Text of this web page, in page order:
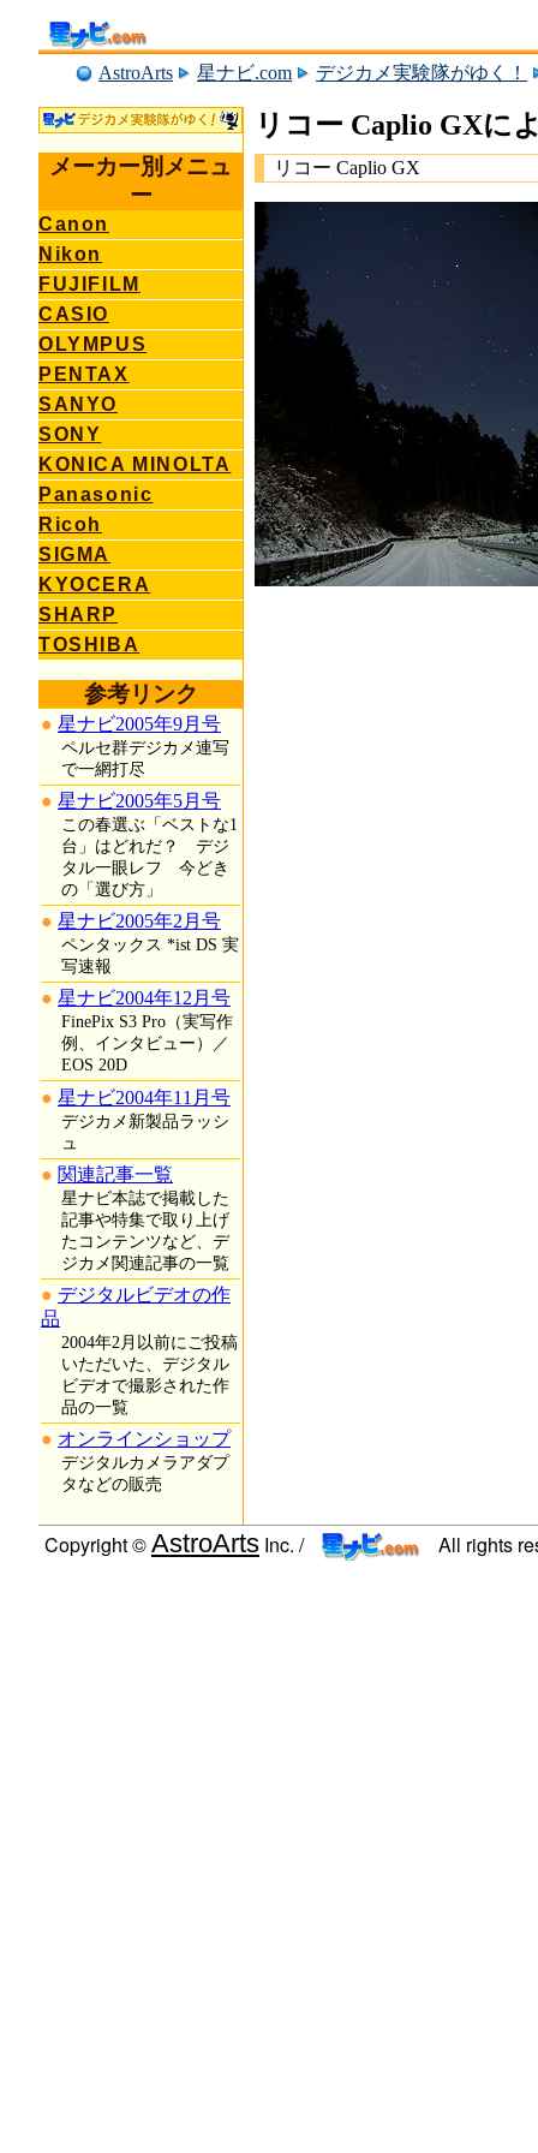
AstroArts 星ナビ.com デジカメ実験隊がゆく！
メーカー別メニュ
ー
Canon
Nikon
FUJIFILM
CASIO
OLYMPUS
PENTAX
SANYO
SONY
KONICA MINOLTA
Panasonic
Ricoh
SIGMA
KYOCERA
SHARP
TOSHIBA
参考リンク
星ナビ2005年9月号
ペルセ群デジカメ連写
で一網打尽
星ナビ2005年5月号
この春選ぶ「ベストな1
台」はどれだ？ デジ
タル一眼レフ 今どき
の「選び方」
星ナビ2005年2月号
ペンタックス *ist DS 実
写速報
星ナビ2004年12月号
FinePix S3 Pro（実写作
例、インタビュー）／
EOS 20D
星ナビ2004年11月号
デジカメ新製品ラッシ
ュ
関連記事一覧
星ナビ本誌で掲載した
記事や特集で取り上げ
たコンテンツなど、デ
ジカメ関連記事の一覧
デジタルビデオの作
品
2004年2月以前にご投稿
いただいた、デジタル
ビデオで撮影された作
品の一覧
オンラインショップ
デジタルカメラアダプ
タなどの販売
リコー Caplio GXに
リコー Caplio GX
Copyright ©AstroArts Inc. / All rights